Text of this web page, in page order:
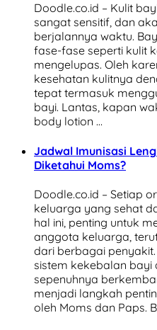
Doodle.co.id – Kulit
sangat sensitif, dan
berjalannya waktu.
fase-fase seperti kulit
mengelupas. Oleh
kesehatan kulitnya
tepat termasuk
bayi. Lantas, kapan
body lotion …
Jadwal Imunisasi
Diketahui Moms?
Doodle.co.id – Setiap
keluarga yang sehat
hal ini, penting untuk
anggota keluarga,
dari berbagai
sistem kekebalan
sepenuhnya
menjadi langkah
oleh Moms dan Paps.